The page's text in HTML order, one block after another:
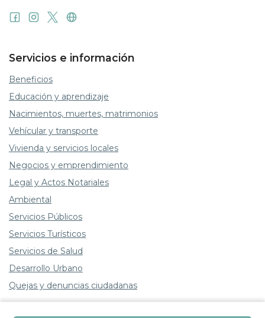
Servicios e información
Beneficios
Educación y aprendizaje
Nacimientos, muertes, matrimonios
Vehícular y transporte
Vivienda y servicios locales
Negocios y emprendimiento
Legal y Actos Notariales
Ambiental
Servicios Públicos
Servicios Turísticos
Servicios de Salud
Desarrollo Urbano
Quejas y denuncias ciudadanas